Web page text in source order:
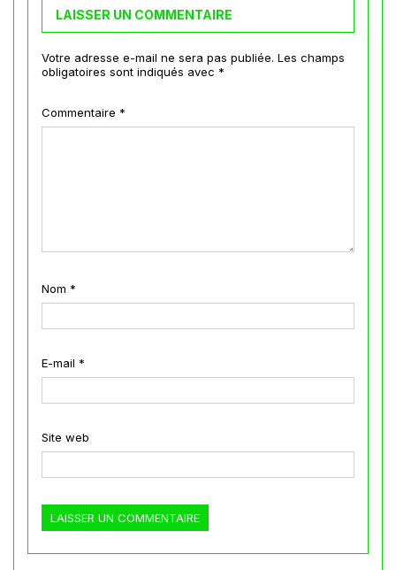
LAISSER UN COMMENTAIRE
Votre adresse e-mail ne sera pas publiée. Les champs
obligatoires sont indiqués avec *
Commentaire *
Nom *
E-mail *
Site web